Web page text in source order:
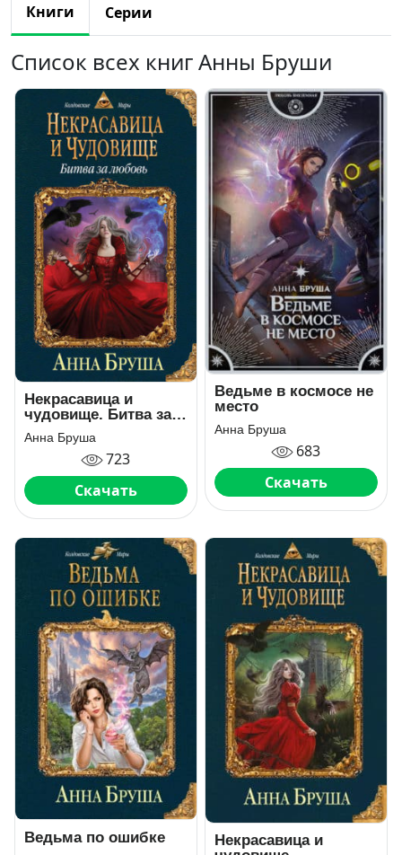
Книги Серии
Список всех книг Анны Бруши
Некрасавица и
чудовище. Битва за
любовь
Анна Бруша
723
Скачать
Ведьме в космосе не
место
Анна Бруша
683
Скачать
Ведьма по ошибке
Некрасавица и